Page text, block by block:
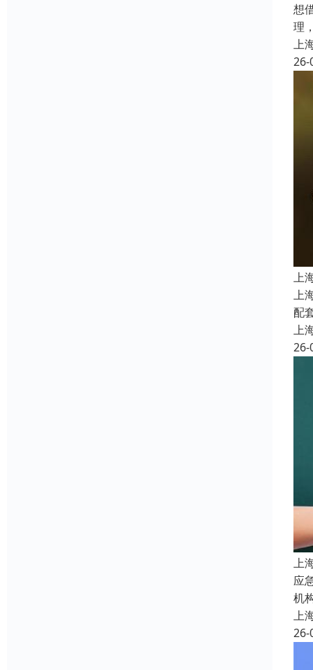
想
理
上
26-
上
上
配
上
26-
上
应
机
上
26-